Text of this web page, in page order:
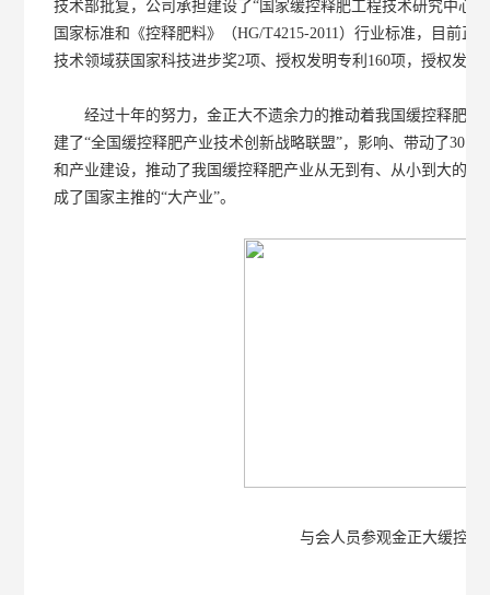
技术部批复，公司承担建设了“国家缓控释肥工程技术研究中心”
国家标准和《控释肥料》（HG/T4215-2011）行业标准，目前
技术领域获国家科技进步奖2项、授权发明专利160项，授权发
经过十年的努力，金正大不遗余力的推动着我国缓控释肥产
建了“全国缓控释肥产业技术创新战略联盟”，影响、带动了30
和产业建设，推动了我国缓控释肥产业从无到有、从小到大的
成了国家主推的“大产业”。
与会人员参观金正大缓控释